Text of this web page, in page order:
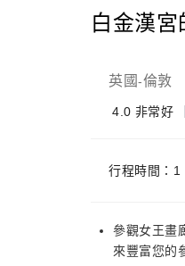
白金漢宮
英國-倫敦
4.0 非常好
行程時間：1
參觀女王畫
來豐富您的